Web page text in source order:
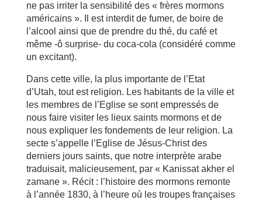
ne pas irriter la sensibilité des « frères mormons
américains ». Il est interdit de fumer, de boire de
l’alcool ainsi que de prendre du thé, du café et
même -ô surprise- du coca-cola (considéré comme
un excitant).
Dans cette ville, la plus importante de l’Etat
d’Utah, tout est religion. Les habitants de la ville et
les membres de l’Eglise se sont empressés de
nous faire visiter les lieux saints mormons et de
nous expliquer les fondements de leur religion. La
secte s’appelle l’Eglise de Jésus-Christ des
derniers jours saints, que notre interprète arabe
traduisait, malicieusement, par « Kanissat akher el
zamane ». Récit : l’histoire des mormons remonte
à l’année 1830, à l’heure où les troupes françaises